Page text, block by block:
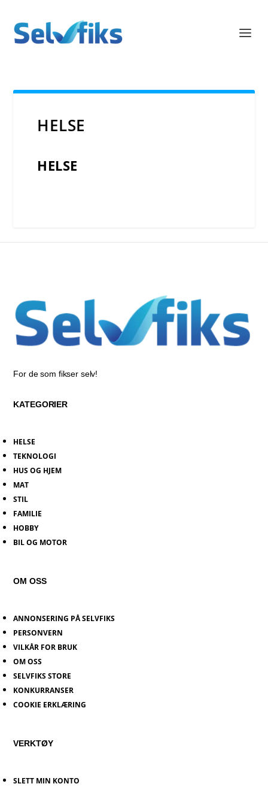
HELSE
HELSE
For de som fikser selv!
KATEGORIER
HELSE
TEKNOLOGI
HUS OG HJEM
MAT
STIL
FAMILIE
HOBBY
BIL OG MOTOR
OM OSS
ANNONSERING PÅ SELVFIKS
PERSONVERN
VILKÅR FOR BRUK
OM OSS
SELVFIKS STORE
KONKURRANSER
COOKIE ERKLÆRING
VERKTØY
SLETT MIN KONTO